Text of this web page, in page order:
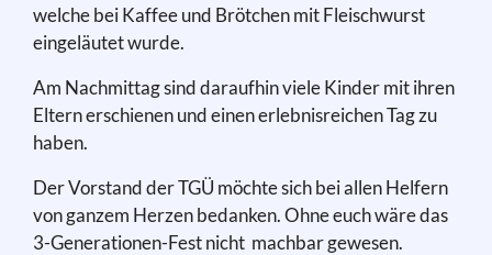
welche bei Kaffee und Brötchen mit Fleischwurst
eingeläutet wurde.
Am Nachmittag sind daraufhin viele Kinder mit ihren
Eltern erschienen und einen erlebnisreichen Tag zu
haben.
Der Vorstand der TGÜ möchte sich bei allen Helfern
von ganzem Herzen bedanken. Ohne euch wäre das
3-Generationen-Fest nicht machbar gewesen.